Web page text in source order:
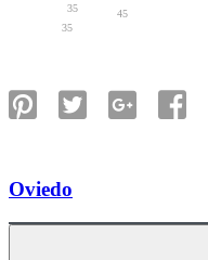
35
35
45
Oviedo